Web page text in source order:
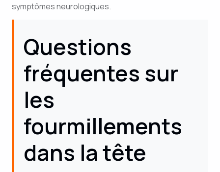
symptômes neurologiques.
Questions
fréquentes sur
les
fourmillements
dans la tête